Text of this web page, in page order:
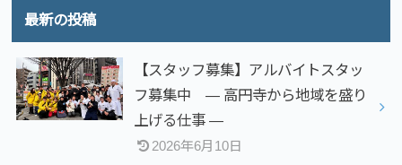
最新の投稿
【スタッフ募集】アルバイトスタッ
フ募集中 — 高円寺から地域を盛り
上げる仕事 —
2026年6月10日